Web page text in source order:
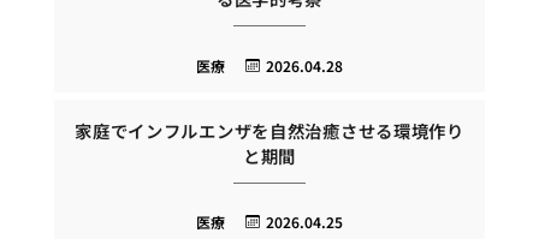
2026.04.28
医療
家庭でインフルエンザを自然治癒させる環境作り
と期間
2026.04.25
医療